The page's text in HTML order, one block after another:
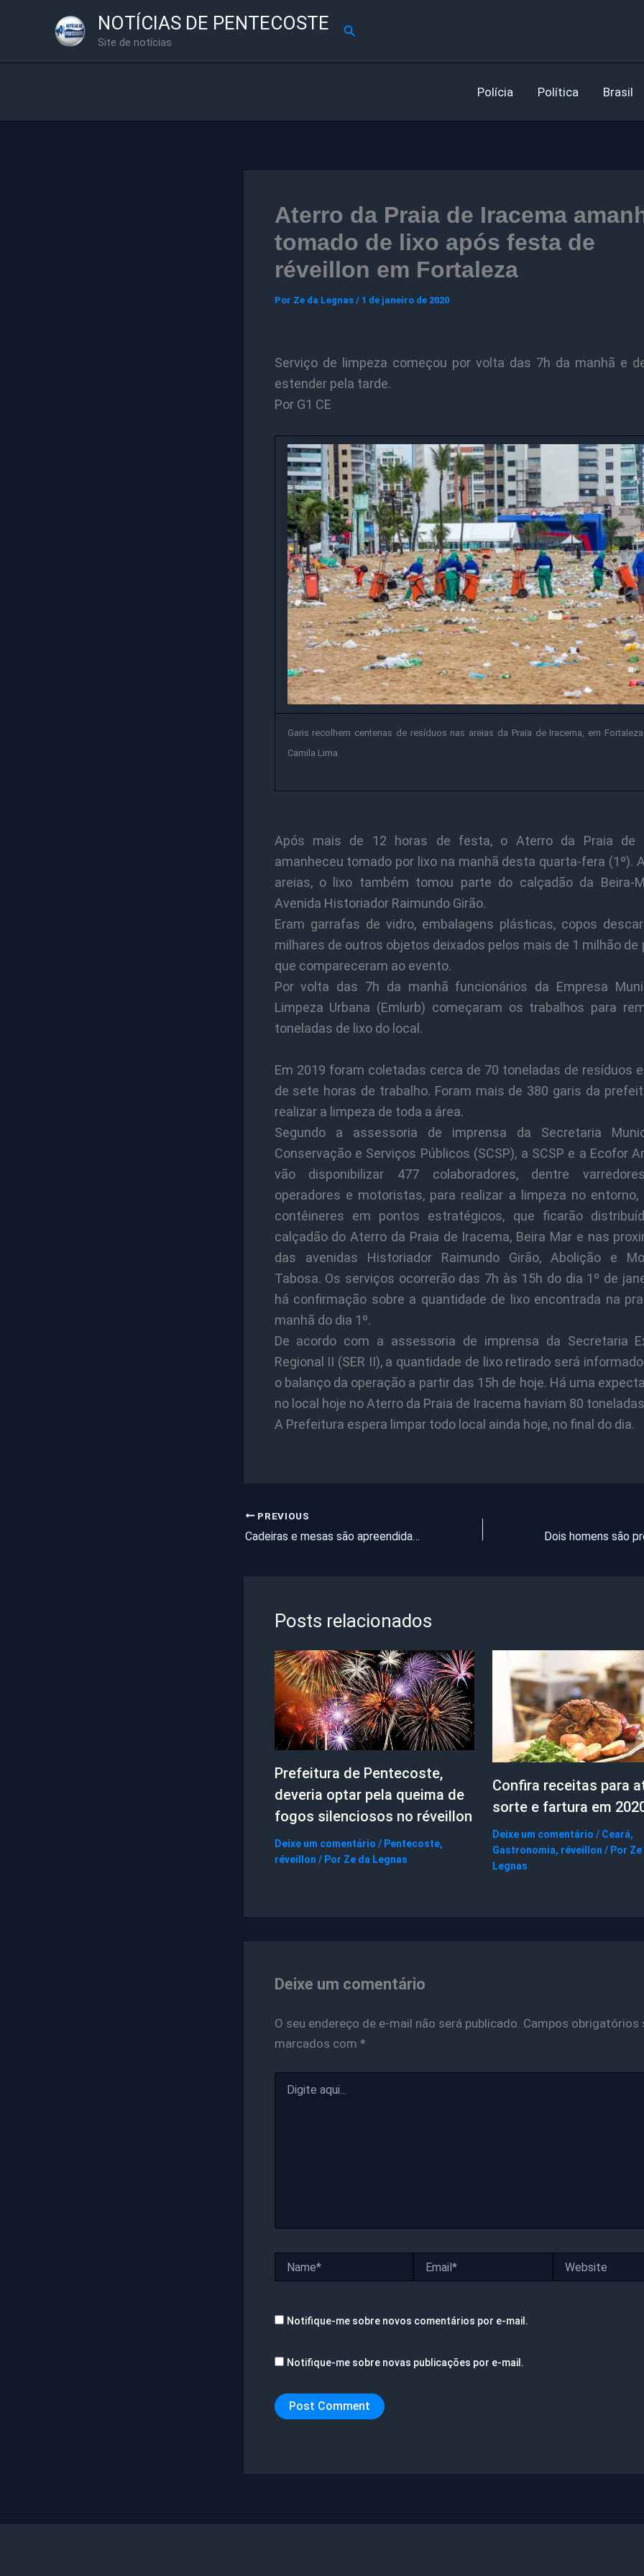
NOTÍCIAS DE PENTECOSTE
Site de notícias
Pesquisar
Polícia Política Brasil
Aterro da Praia de Iracema
tomado de lixo após festa de
réveillon em Fortaleza
Por Ze da Legnas / 1 de janeiro de 2020
Serviço de limpeza começou por volta das 7h da manhã e
estender pela tarde.
Por G1 CE
Garis recolhem centenas de resíduos nas areias da Praia de Iracema, em
Camila Lima
Após mais de 12 horas de festa, o Aterro da Praia de
amanheceu tomado por lixo na manhã desta quarta-fera (1º).
areias, o lixo também tomou parte do calçadão da Beira-
Avenida Historiador Raimundo Girão.
Eram garrafas de vidro, embalagens plásticas, copos
milhares de outros objetos deixados pelos mais de 1 milhão de
que compareceram ao evento.
Por volta das 7h da manhã funcionários da Empresa
Limpeza Urbana (Emlurb) começaram os trabalhos para
toneladas de lixo do local.
Em 2019 foram coletadas cerca de 70 toneladas de resíduos
de sete horas de trabalho. Foram mais de 380 garis da
realizar a limpeza de toda a área.
Segundo a assessoria de imprensa da Secretaria
Conservação e Serviços Públicos (SCSP), a SCSP e a Ecofor
vão disponibilizar 477 colaboradores, dentre
operadores e motoristas, para realizar a limpeza no entorno,
contêineres em pontos estratégicos, que ficarão
calçadão do Aterro da Praia de Iracema, Beira Mar e nas
das avenidas Historiador Raimundo Girão, Abolição e
Tabosa. Os serviços ocorrerão das 7h às 15h do dia 1º de
há confirmação sobre a quantidade de lixo encontrada na
manhã do dia 1º.
De acordo com a assessoria de imprensa da Secretaria
Regional II (SER II), a quantidade de lixo retirado será
o balanço da operação a partir das 15h de hoje. Há uma
no local hoje no Aterro da Praia de Iracema haviam 80
A Prefeitura espera limpar todo local ainda hoje, no final do dia.
PREVIOUS
Cadeiras e mesas são apreendidas na Avenida Beira Mar; material seria alugado para reserva irregular
Posts relacionados
Prefeitura de Pentecoste,
deveria optar pela queima de
fogos silenciosos no réveillon
Deixe um comentário / Pentecoste,
réveillon / Por Ze da Legnas
Confira receitas para
sorte e fartura em
Deixe um comentário / Ceará,
Gastronomia, réveillon / Por Ze
Legnas
Deixe um comentário
O seu endereço de e-mail não será publicado. Campos obrigatórios
marcados com *
aqui...
Notifique-me sobre novos comentários por e-mail.
Notifique-me sobre novas publicações por e-mail.